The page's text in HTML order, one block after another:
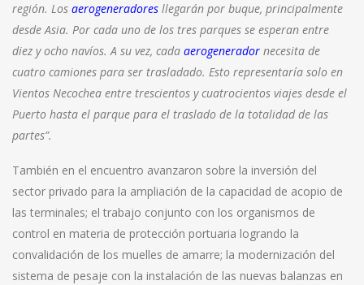
región. Los aerogeneradores llegarán por buque, principalmente
desde Asia. Por cada uno de los tres parques se esperan entre
diez y ocho navíos. A su vez, cada aerogenerador necesita de
cuatro camiones para ser trasladado. Esto representaría solo en
Vientos Necochea entre trescientos y cuatrocientos viajes desde el
Puerto hasta el parque para el traslado de la totalidad de las
partes”.
También en el encuentro avanzaron sobre la inversión del
sector privado para la ampliación de la capacidad de acopio de
las terminales; el trabajo conjunto con los organismos de
control en materia de protección portuaria logrando la
convalidación de los muelles de amarre; la modernización del
sistema de pesaje con la instalación de las nuevas balanzas en